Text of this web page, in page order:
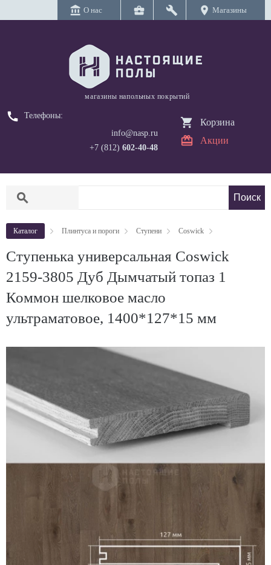
account_balance О нас business_center build location_on Магазины
магазины напольных покрытий
call
Телефоны:
info@nasp.ru
+7 (812) 602-40-48
Корзина
Акции
search
Каталог Плинтуса и пороги Ступени Coswick
Cтупенька универсальная Coswick
2159-3805 Дуб Дымчатый топаз 1
Коммон шелковое масло
ультраматовое, 1400*127*15 мм